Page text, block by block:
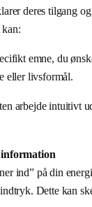
deres tilgang
emne, du
eller livsformål.
arbejde intuitivt
information
ind” på din
Dette kan